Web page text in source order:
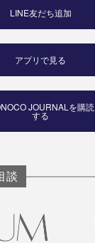
LINE友だち追加
アプリで見る
JOURNALを購読
する
談